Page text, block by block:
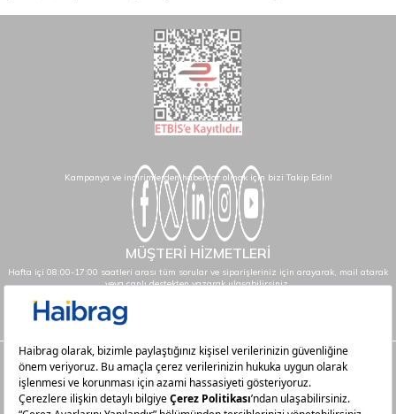
Kampanya ve indirimlerden haberdar olmak için bizi Takip Edin!
MÜŞTERİ HİZMETLERİ
Hafta içi 08:00-17:00 saatleri arası tüm sorular ve siparişleriniz için arayarak, mail atarak
veya canlı destekten yazarak ulaşabilirsiniz.
info@haibrag.com - 0850 532 43 23
Haibrag.com
Kategoriler